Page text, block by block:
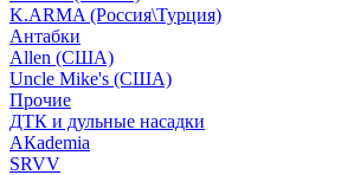
K.ARMA (Россия\Турция)
Антабки
Allen (США)
Uncle Mike's (США)
Прочие
ДТК и дульные насадки
АКademia
SRVV